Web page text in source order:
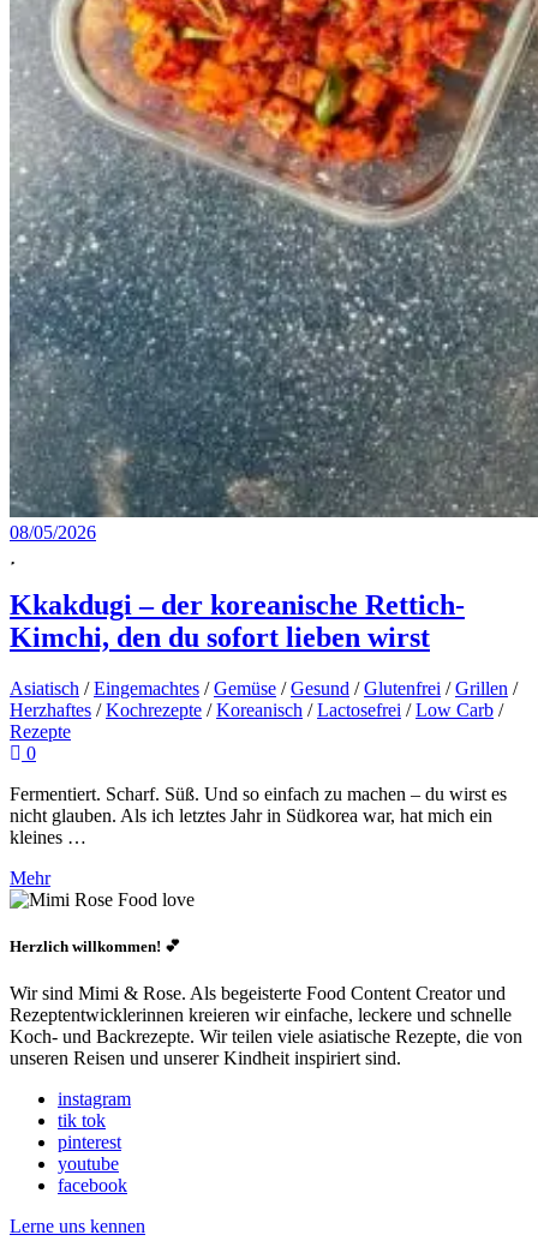
08/05/2026
Kkakdugi – der koreanische Rettich-
Kimchi, den du sofort lieben wirst
Asiatisch /Eingemachtes /Gemüse /Gesund /Glutenfrei /Grillen /
Herzhaftes /Kochrezepte /Koreanisch /Lactosefrei /Low Carb /
Rezepte
0
Fermentiert. Scharf. Süß. Und so einfach zu machen – du wirst es
nicht glauben. Als ich letztes Jahr in Südkorea war, hat mich ein
kleines …
Mehr
Herzlich willkommen! 💕
Wir sind Mimi & Rose. Als begeisterte Food Content Creator und
Rezeptentwicklerinnen kreieren wir einfache, leckere und schnelle
Koch- und Backrezepte. Wir teilen viele asiatische Rezepte, die von
unseren Reisen und unserer Kindheit inspiriert sind.
instagram
tik tok
pinterest
youtube
facebook
Lerne uns kennen